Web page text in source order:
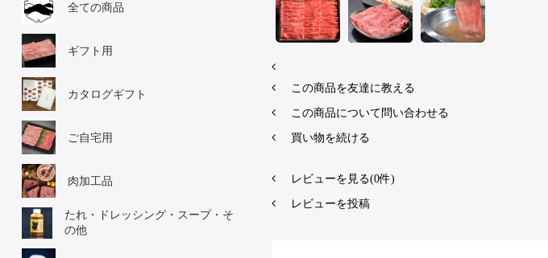
全ての商品
ギフト用
カタログギフト
ご自宅用
肉加工品
たれ・ドレッシング・スープ・そ
の他
この商品を友達に教える
この商品について問い合わせる
買い物を続ける
レビューを見る(0件)
レビューを投稿